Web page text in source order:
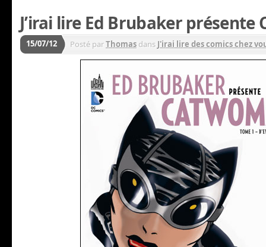
J’irai lire Ed Brubaker présente
15/07/12 Posté parThomas dans J'irai lire des comics chez